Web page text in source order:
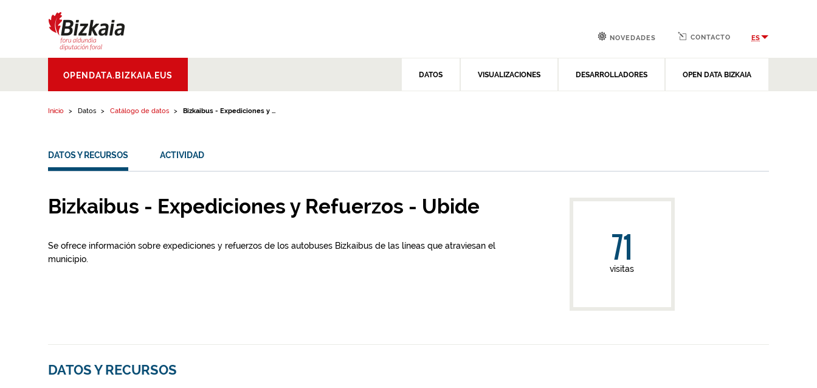
Aldundia.Diputacion
Foral de Bizkaia
OPENDATA.BIZKAIA.EUS DATOS VISUALIZACIONES DESARROLLADORES OPEN DATA BIZKAIA
NOVEDADES CONTACTO ES
Inicio Datos Catálogo de datos Bizkaibus - Expediciones y ...
DATOS Y RECURSOS ACTIVIDAD
Bizkaibus - Expediciones y Refuerzos - Ubide
Se ofrece información sobre expediciones y refuerzos de los autobuses Bizkaibus de las líneas que atraviesan el
municipio.
71
visitas
DATOS Y RECURSOS